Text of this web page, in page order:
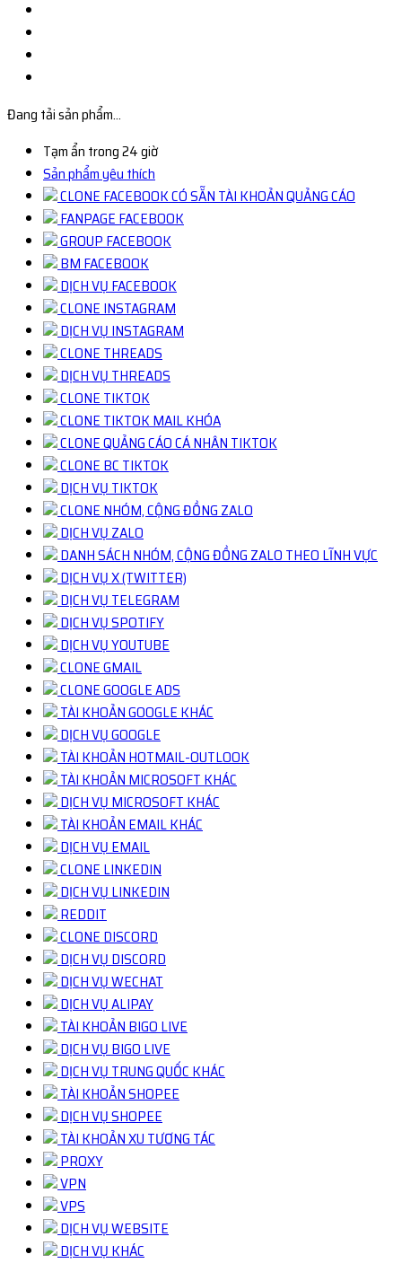
Đang tải sản phẩm...
Tạm ẩn trong 24 giờ
Sản phẩm yêu thích
CLONE FACEBOOK CÓ SẴN TÀI KHOẢN QUẢNG CÁO
FANPAGE FACEBOOK
GROUP FACEBOOK
BM FACEBOOK
DỊCH VỤ FACEBOOK
CLONE INSTAGRAM
DỊCH VỤ INSTAGRAM
CLONE THREADS
DỊCH VỤ THREADS
CLONE TIKTOK
CLONE TIKTOK MAIL KHÓA
CLONE QUẢNG CÁO CÁ NHÂN TIKTOK
CLONE BC TIKTOK
DỊCH VỤ TIKTOK
CLONE NHÓM, CỘNG ĐỒNG ZALO
DỊCH VỤ ZALO
DANH SÁCH NHÓM, CỘNG ĐỒNG ZALO THEO LĨNH VỰC
DỊCH VỤ X (TWITTER)
DỊCH VỤ TELEGRAM
DỊCH VỤ SPOTIFY
DỊCH VỤ YOUTUBE
CLONE GMAIL
CLONE GOOGLE ADS
TÀI KHOẢN GOOGLE KHÁC
DỊCH VỤ GOOGLE
TÀI KHOẢN HOTMAIL-OUTLOOK
TÀI KHOẢN MICROSOFT KHÁC
DỊCH VỤ MICROSOFT KHÁC
TÀI KHOẢN EMAIL KHÁC
DỊCH VỤ EMAIL
CLONE LINKEDIN
DỊCH VỤ LINKEDIN
REDDIT
CLONE DISCORD
DỊCH VỤ DISCORD
DỊCH VỤ WECHAT
DỊCH VỤ ALIPAY
TÀI KHOẢN BIGO LIVE
DỊCH VỤ BIGO LIVE
DỊCH VỤ TRUNG QUỐC KHÁC
TÀI KHOẢN SHOPEE
DỊCH VỤ SHOPEE
TÀI KHOẢN XU TƯƠNG TÁC
PROXY
VPN
VPS
DỊCH VỤ WEBSITE
DỊCH VỤ KHÁC